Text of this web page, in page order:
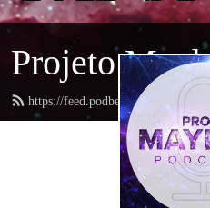
Projeto
https://feed.podbean.com/